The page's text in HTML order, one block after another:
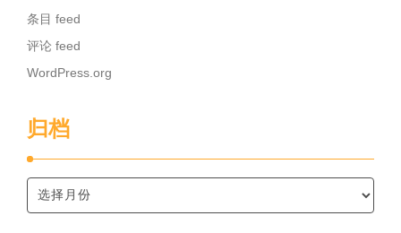
条目 feed
评论 feed
WordPress.org
归档